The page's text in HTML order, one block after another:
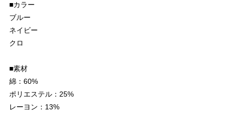
■カラー
ブルー
ネイビー
クロ
■素材
綿：60%
ポリエステル：25%
レーヨン：13%